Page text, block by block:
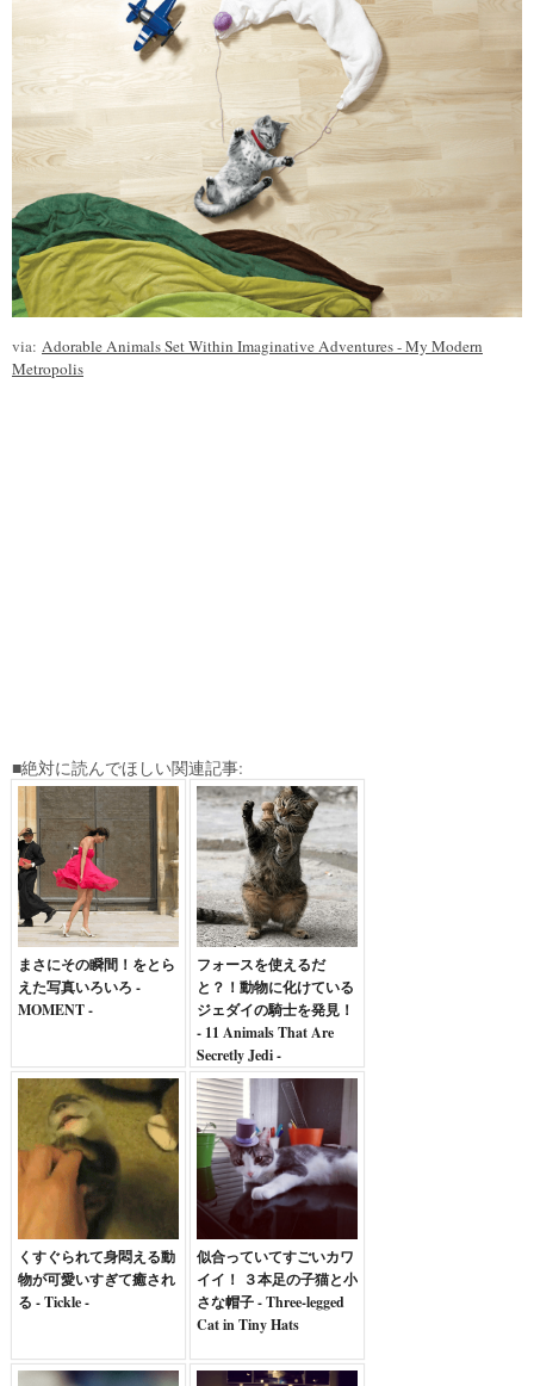
via: Adorable Animals Set Within Imaginative Adventures - My Modern
Metropolis
■絶対に読んでほしい関連記事:
まさにその瞬間！をとら
えた写真いろいろ -
MOMENT -
フォースを使えるだ
と？！動物に化けている
ジェダイの騎士を発見！
- 11 Animals That Are
Secretly Jedi -
くすぐられて身悶える動
物が可愛いすぎて癒され
る - Tickle -
似合っていてすごいカワ
イイ！ ３本足の子猫と小
さな帽子 - Three-legged
Cat in Tiny Hats